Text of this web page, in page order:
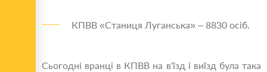
КПВВ «Станиця Луганська» – 8830 осіб.
Сьогодні вранці в КПВВ на в'їзд і виїзд була така